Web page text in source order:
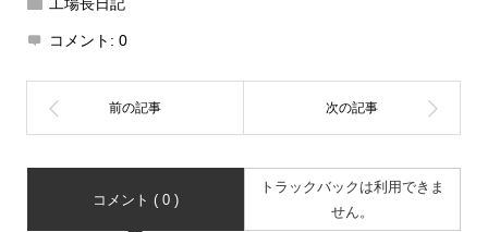
工場長日記
コメント: 0
コメント ( 0 )
トラックバックは利用できま
せん。